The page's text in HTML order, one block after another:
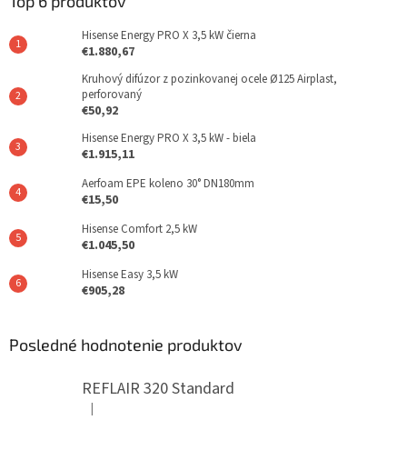
Hisense Energy PRO X 3,5 kW čierna
€1.880,67
Kruhový difúzor z pozinkovanej ocele Ø125 Airplast,
perforovaný
€50,92
Hisense Energy PRO X 3,5 kW - biela
€1.915,11
Aerfoam EPE koleno 30° DN180mm
€15,50
Hisense Comfort 2,5 kW
€1.045,50
Hisense Easy 3,5 kW
€905,28
Posledné hodnotenie produktov
REFLAIR 320 Standard
Hodnotenie produktu je 5 z 5 hviezdičiek.
|